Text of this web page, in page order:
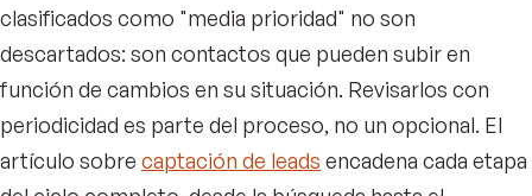
clasificados como "media prioridad" no son
descartados: son contactos que pueden subir en
función de cambios en su situación. Revisarlos con
periodicidad es parte del proceso, no un opcional. El
artículo sobre captación de leads encadena cada etapa